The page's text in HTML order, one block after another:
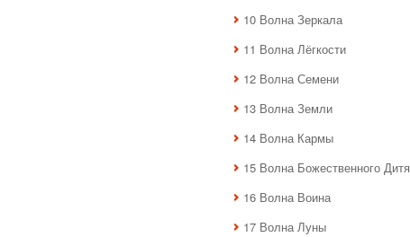
10 Волна Зеркала
11 Волна Лёгкости
12 Волна Семени
13 Волна Земли
14 Волна Кармы
15 Волна Божественного Дитя
16 Волна Воина
17 Волна Луны